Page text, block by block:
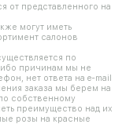
от представленного на
могут иметь
салонов
по
причинам мы не
нет ответа на e-mail
заказа мы берем на
собственному
преимущество над их
розы на красные